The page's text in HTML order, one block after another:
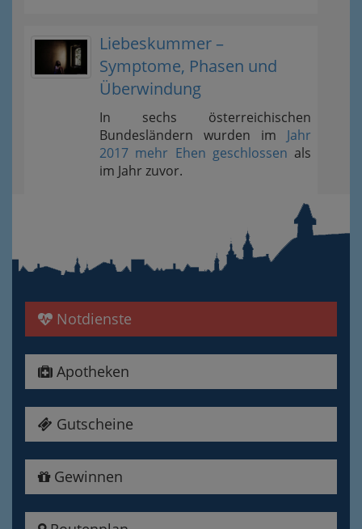
Liebeskummer –
Symptome, Phasen und
Überwindung
In sechs österreichischen
Bundesländern wurden im Jahr
2017 mehr Ehen geschlossen als
im Jahr zuvor.
Notdienste
Apotheken
Gutscheine
Gewinnen